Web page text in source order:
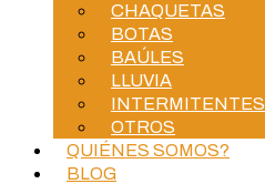
CHAQUETAS
BOTAS
BAÚLES
LLUVIA
INTERMITENTES
OTROS
QUIÉNES SOMOS?
BLOG